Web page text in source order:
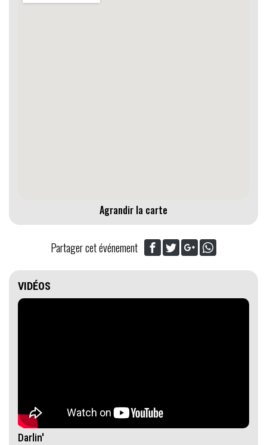
Agrandir la carte
Partager cet événement
VIDÉOS
Darlin'